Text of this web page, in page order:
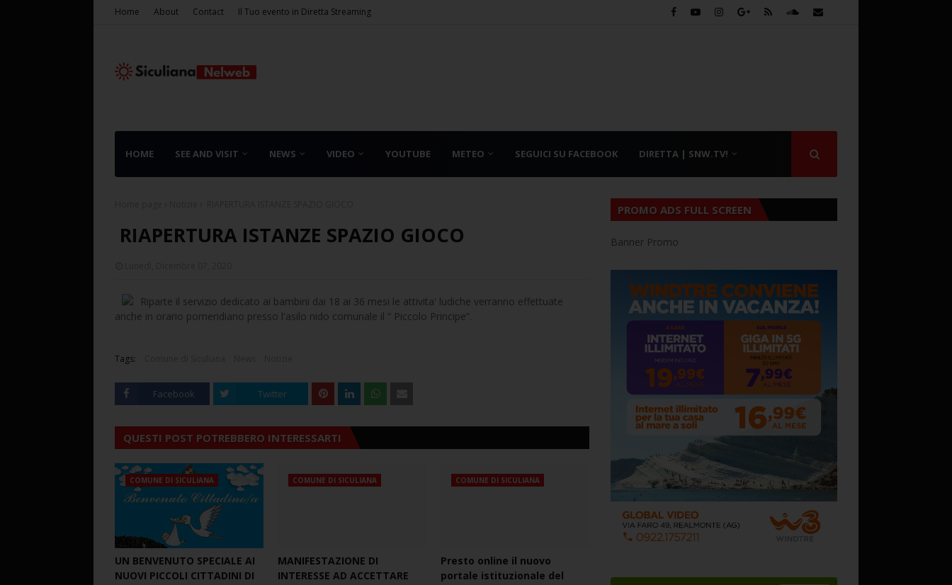
Home About Contact Il Tuo evento in Diretta Streaming
HOME SEE AND VISIT NEWS VIDEO YOUTUBE METEO SEGUICI SU FACEBOOK DIRETTA | SNW.TV!
RIAPERTURA ISTANZE SPAZIO GIOCO
Riparte il servizio dedicato ai bambini dai 18 ai 36 mesi le attivita' ludiche verranno effettuate
anche in orario pomeridiano presso l'asilo nido comunale il “ Piccolo Principe”.
Tags:
Facebook Twitter
QUESTI POST POTREBBERO INTERESSARTI
COMUNE DI SICULIANA
UN BENVENUTO SPECIALE AI
NUOVI PICCOLI CITTADINI DI
COMUNE DI SICULIANA
MANIFESTAZIONE DI
INTERESSE AD ACCETTARE
COMUNE DI SICULIANA
Presto online il nuovo
portale istituzionale del
PROMO ADS FULL SCREEN
Banner Promo